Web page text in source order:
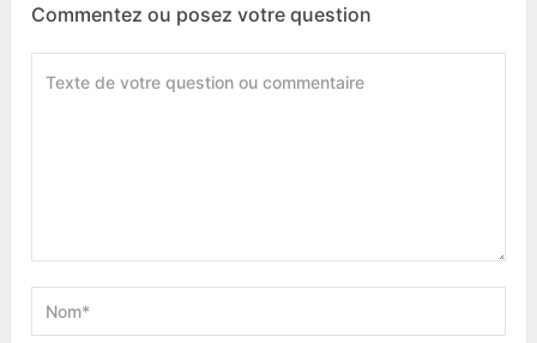
Commentez ou posez votre question